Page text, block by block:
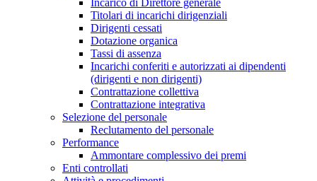
Incarico di Direttore generale
Titolari di incarichi dirigenziali
Dirigenti cessati
Dotazione organica
Tassi di assenza
Incarichi conferiti e autorizzati ai dipendenti
(dirigenti e non dirigenti)
Contrattazione collettiva
Contrattazione integrativa
Selezione del personale
Reclutamento del personale
Performance
Ammontare complessivo dei premi
Enti controllati